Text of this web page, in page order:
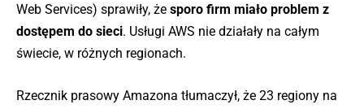
Web Services) sprawiły, że sporo firm miało problem z
dostępem do sieci. Usługi AWS nie działały na całym
świecie, w różnych regionach.
Rzecznik prasowy Amazona tłumaczył, że 23 regiony na